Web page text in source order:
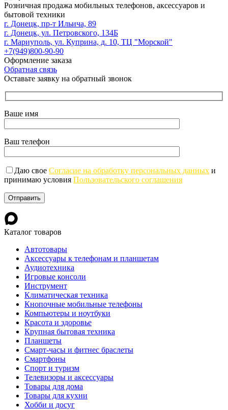
Розничная продажа мобильных телефонов, аксессуаров и
бытовой техники
г. Донецк, пр-т Ильича, 89
г. Донецк, ул. Петровского, 134Б
г. Мариуполь, ул. Куприна, д. 10, ТЦ "Морской"
+7(949)800-90-90
Оформление заказа
Обратная связь
Оставьте заявку на обратный звонок
Ваше имя
Ваш телефон
Даю свое Согласие на обработку персональных данных и
принимаю условия Пользовательского соглашения
Каталог товаров
Автотовары
Аксессуары к телефонам и планшетам
Аудиотехника
Игровые консоли
Инструмент
Климатическая техника
Кнопочные мобильные телефоны
Компьютеры и ноутбуки
Красота и здоровье
Крупная бытовая техника
Планшеты
Смарт-часы и фитнес браслеты
Смартфоны
Спорт и туризм
Телевизоры и аксессуары
Товары для дома
Товары для кухни
Хобби и досуг